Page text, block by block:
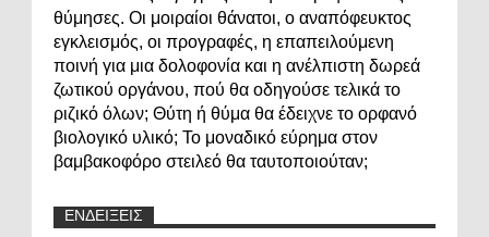
θύμησες. Οι μοιραίοι θάνατοι, ο αναπόφευκτος
εγκλεισμός, οι προγραφές, η επαπειλούμενη
ποινή για μια δολοφονία και η ανέλπιστη δωρεά
ζωτικού οργάνου, πού θα οδηγούσε τελικά το
ριζικό όλων; Θύτη ή θύμα θα έδειχνε το ορφανό
βιολογικό υλικό; Το μοναδικό εύρημα στον
βαμβακοφόρο στειλεό θα ταυτοποιούταν;
ΕΝΔΕΙΞΕΙΣ